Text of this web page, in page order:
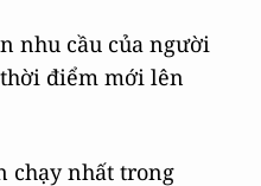
nhu cầu của người
điểm mới lên
chạy nhất trong